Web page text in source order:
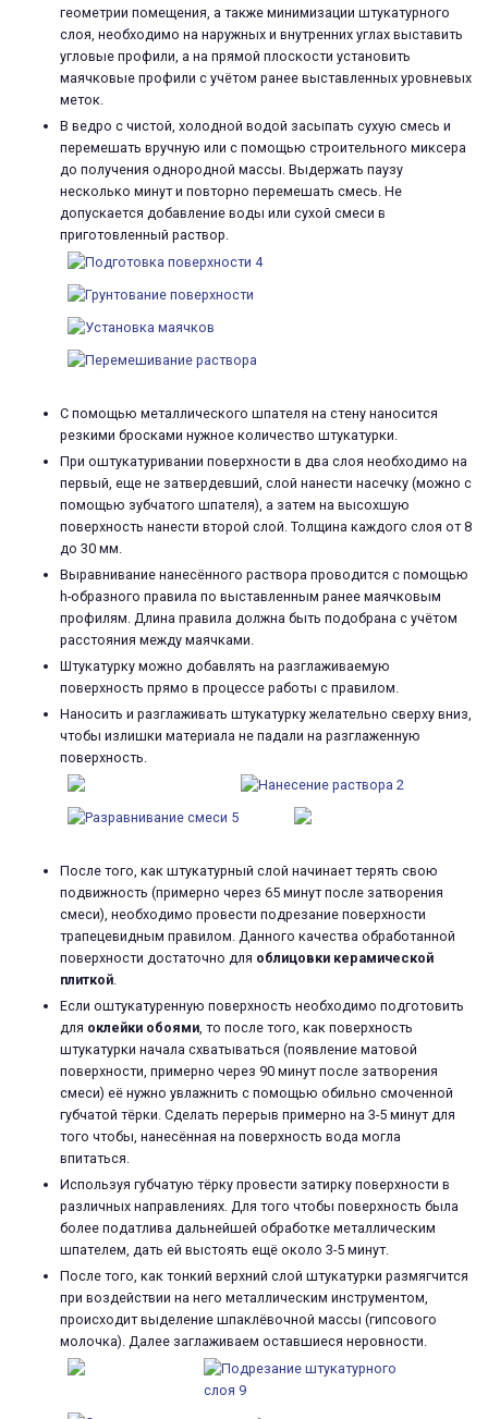
геометрии помещения, а также минимизации штукатурного
слоя, необходимо на наружных и внутренних углах выставить
угловые профили, а на прямой плоскости установить
маячковые профили с учётом ранее выставленных уровневых
меток.
В ведро с чистой, холодной водой засыпать сухую смесь и
перемешать вручную или с помощью строительного миксера
до получения однородной массы. Выдержать паузу
несколько минут и повторно перемешать смесь. Не
допускается добавление воды или сухой смеси в
приготовленный раствор.
С помощью металлического шпателя на стену наносится
резкими бросками нужное количество штукатурки.
При оштукатуривании поверхности в два слоя необходимо на
первый, еще не затвердевший, слой нанести насечку (можно с
помощью зубчатого шпателя), а затем на высохшую
поверхность нанести второй слой. Толщина каждого слоя от 8
до 30 мм.
Выравнивание нанесённого раствора проводится с помощью
h-образного правила по выставленным ранее маячковым
профилям. Длина правила должна быть подобрана с учётом
расстояния между маячками.
Штукатурку можно добавлять на разглаживаемую
поверхность прямо в процессе работы с правилом.
Наносить и разглаживать штукатурку желательно сверху вниз,
чтобы излишки материала не падали на разглаженную
поверхность.
После того, как штукатурный слой начинает терять свою
подвижность (примерно через 65 минут после затворения
смеси), необходимо провести подрезание поверхности
трапецевидным правилом. Данного качества обработанной
поверхности достаточно для облицовки керамической
плиткой.
Если оштукатуренную поверхность необходимо подготовить
для оклейки обоями, то после того, как поверхность
штукатурки начала схватываться (появление матовой
поверхности, примерно через 90 минут после затворения
смеси) её нужно увлажнить с помощью обильно смоченной
губчатой тёрки. Сделать перерыв примерно на 3-5 минут для
того чтобы, нанесённая на поверхность вода могла
впитаться.
Используя губчатую тёрку провести затирку поверхности в
различных направлениях. Для того чтобы поверхность была
более податлива дальнейшей обработке металлическим
шпателем, дать ей выстоять ещё около 3-5 минут.
После того, как тонкий верхний слой штукатурки размягчится
при воздействии на него металлическим инструментом,
происходит выделение шпаклёвочной массы (гипсового
молочка). Далее заглаживаем оставшиеся неровности.